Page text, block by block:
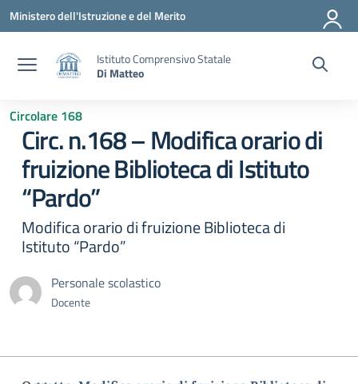
Vai ai contenuti
Vai al menu di navigazione
Vai al footer
Ministero dell'Istruzione e del Merito
Istituto Comprensivo Statale
Di Matteo
Circolare 168
Circ. n.168 – Modifica orario di
fruizione Biblioteca di Istituto
“Pardo”
Modifica orario di fruizione Biblioteca di
Istituto “Pardo”
Personale scolastico
Docente